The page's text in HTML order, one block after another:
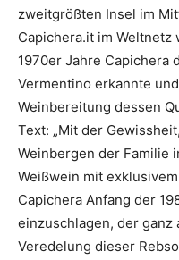
zweitgrößten Insel im
Capichera.it im Weltnetz
1970er Jahre Capichera
Vermentino erkannte
Weinbereitung dessen
Text: „Mit der
Weinbergen der Familie
Weißwein mit
Capichera Anfang der
einzuschlagen, der ganz
Veredelung dieser